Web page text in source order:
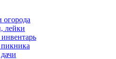
огорода
лейки